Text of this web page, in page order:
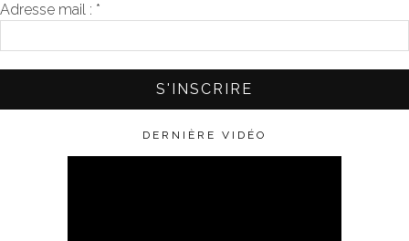
Adresse mail : *
DERNIÈRE VIDÉO